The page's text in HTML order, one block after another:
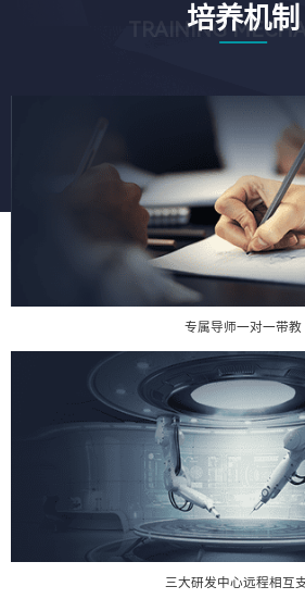
培养机制
TRAINING
专属导师一对一带教
三大研发中心远程相互